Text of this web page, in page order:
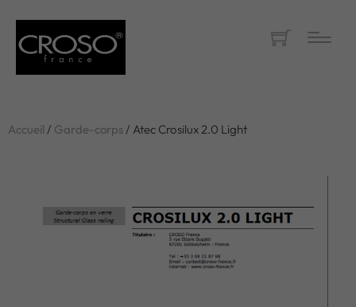
Accueil / Garde-corps/ Atec Crosilux 2.0 Light